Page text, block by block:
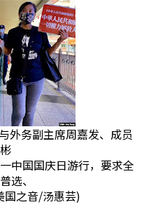
外务副主席周嘉发、成员
中国国庆日游行，要求全
选、
国之音/汤惠芸)